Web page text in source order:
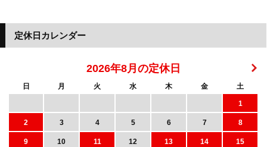
定休日カレンダー
2026年8月の定休日
日 月 火 水 木 金
土
1
2
3 4 5 6 7
8
9
10 11 12 13 14
15